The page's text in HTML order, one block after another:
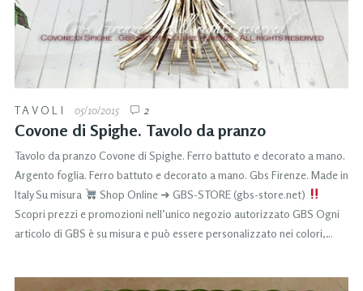
TAVOLI 05/10/2015 2
Covone di Spighe. Tavolo da pranzo
Tavolo da pranzo Covone di Spighe. Ferro battuto e decorato a mano.
Argento foglia. Ferro battuto e decorato a mano. Gbs Firenze. Made in
Italy Su misura
Shop Online ➜ GBS-STORE (gbs-store.net)
Scopri prezzi e promozioni nell’unico negozio autorizzato GBS Ogni
articolo di GBS è su misura e può essere personalizzato nei colori,…